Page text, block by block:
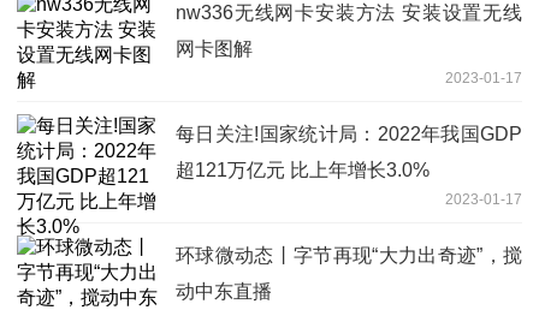
nw336无线网卡安装方法 安装设置无线
网卡图解
2023-01-17
每日关注!国家统计局：2022年我国GDP
超121万亿元 比上年增长3.0%
2023-01-17
环球微动态丨字节再现“大力出奇迹”，搅
动中东直播